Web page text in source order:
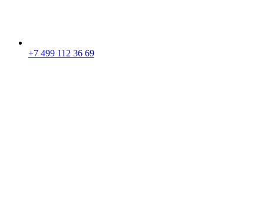
+7 499 112 36 69